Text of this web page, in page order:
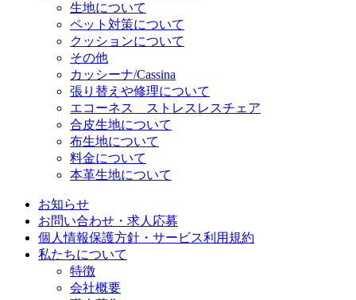
生地について
ペット対策について
クッションについて
その他
カッシーナ/Cassina
張り替えや修理について
エコーネス ストレスレスチェア
合皮生地について
布生地について
料金について
本革生地について
お知らせ
お問い合わせ・求人応募
個人情報保護方針・サービス利用規約
私たちについて
特徴
会社概要